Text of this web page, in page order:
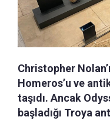
Christopher
Homeros’u ve
taşıdı. Ancak
başladığı Troya